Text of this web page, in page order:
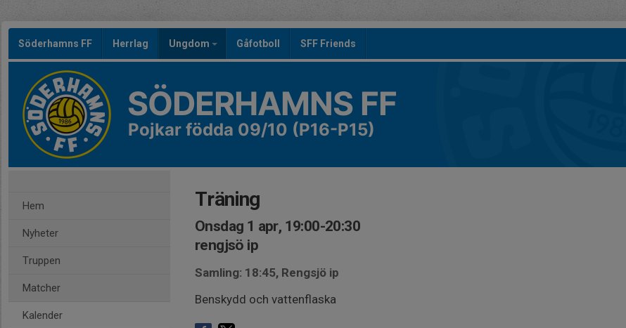
Söderhamns FF Herrlag Ungdom Gåfotboll SFF Friends
SÖDERHAMNS FF
Pojkar födda 09/10 (P16-P15)
Hem
Nyheter
Truppen
Matcher
Kalender
Träning
Onsdag 1 apr, 19:00-20:30
rengjsö ip
Samling: 18:45, Rengsjö ip
Benskydd och vattenflaska